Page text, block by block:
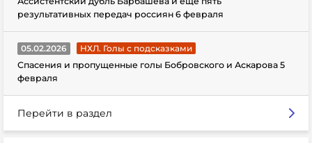
результативных передач россиян 6 февраля
05.02.2026
НХЛ. Голы с подсказками
Спасения и пропущенные голы Бобровского и Аскарова 5
февраля
Перейти в раздел